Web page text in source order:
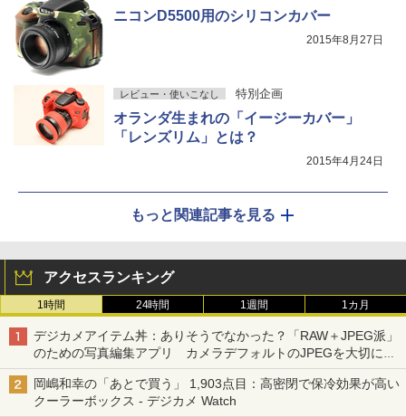
ニコンD5500用のシリコンカバー
2015年8月27日
レビュー・使いこなし 特別企画
オランダ生まれの「イージーカバー」
「レンズリム」とは？
2015年4月24日
もっと関連記事を見る
アクセスランキング
1時間 24時間 1週間 1カ月
デジカメアイテム丼：ありそうでなかった？「RAW＋JPEG派」
のための写真編集アプリ カメラデフォルトのJPEGを大切にす
る「Filmator」
岡嶋和幸の「あとで買う」 1,903点目：高密閉で保冷効果が高い
クーラーボックス - デジカメ Watch